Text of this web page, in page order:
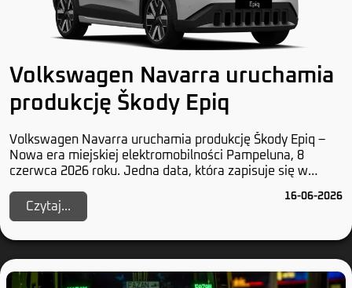
Volkswagen Navarra uruchamia
produkcję Škody Epiq
Volkswagen Navarra uruchamia produkcję Škody Epiq –
Nowa era miejskiej elektromobilności Pampeluna, 8
czerwca 2026 roku. Jedna data, która zapisuje się w
Czytaj...
16-06-2026